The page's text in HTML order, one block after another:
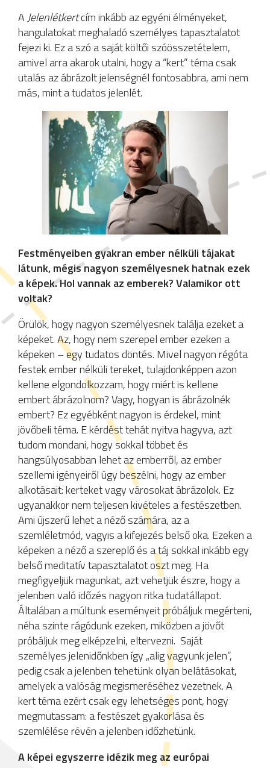
AJelenlétkertcím inkább az egyéni élményeket,
hangulatokat meghaladó személyes tapasztalatot
fejezi ki. Ez a szó a saját költői szóösszetételem,
amivel arra akarok utalni, hogy a “kert” téma csak
utalás az ábrázolt jelenségnél fontosabbra, ami nem
más, mint a tudatos jelenlét.
Festményeiben gyakran ember nélküli tájakat
látunk, mégis nagyon személyesnek hatnak ezek
a képek. Hol vannak az emberek? Valamikor ott
voltak?
Örülök, hogy nagyon személyesnek találja ezeket a
képeket. Az, hogy nem szerepel ember ezeken a
képeken – egy tudatos döntés. Mivel nagyon régóta
festek ember nélküli tereket, tulajdonképpen azon
kellene elgondolkozzam, hogy miért is kellene
embert ábrázolnom? Vagy, hogyan is ábrázolnék
embert? Ez egyébként nagyon is érdekel, mint
jövőbeli téma. E kérdést tehát nyitva hagyva, azt
tudom mondani, hogy sokkal többet és
hangsúlyosabban lehet az emberről, az ember
szellemi igényeiről úgy beszélni, hogy az ember
alkotásait: kerteket vagy városokat ábrázolok. Ez
ugyanakkor nem teljesen kivételes a festészetben.
Ami újszerű lehet a néző számára, az a
szemléletmód, vagyis a kifejezés belső oka. Ezeken a
képeken a néző a szereplő és a táj sokkal inkább egy
belső meditatív tapasztalatot oszt meg. Ha
megfigyeljük magunkat, azt vehetjük észre, hogy a
jelenben való időzés nagyon ritka tudatállapot.
Általában a múltunk eseményeit próbáljuk megérteni,
néha szinte rágódunk ezeken, miközben a jövőt
próbáljuk meg elképzelni, eltervezni. Saját
személyes jelenidőnkben így „alig vagyunk jelen”,
pedig csak a jelenben tehetünk olyan belátásokat,
amelyek a valóság megismeréséhez vezetnek. A
kert téma ezért csak egy lehetséges pont, hogy
megmutassam: a festészet gyakorlása és
szemlélése révén a jelenben időzhetünk.
A képei egyszerre idézik meg az európai